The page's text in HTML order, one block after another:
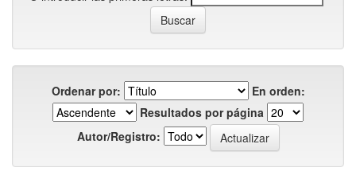
Ordenar por:
En orden:
Resultados por página
Autor/Registro: